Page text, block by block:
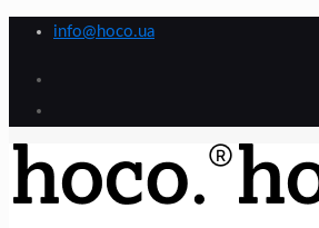
info@hoco.ua